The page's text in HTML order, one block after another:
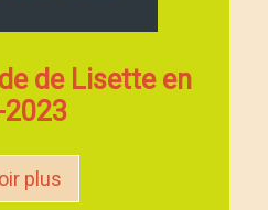
de Lisette en
plus